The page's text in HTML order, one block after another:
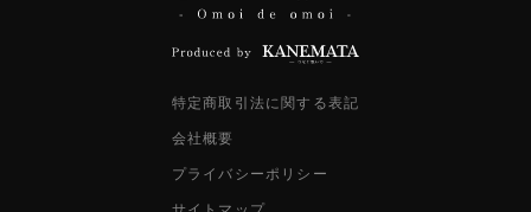
特定商取引法に関する表記
会社概要
プライバシーポリシー